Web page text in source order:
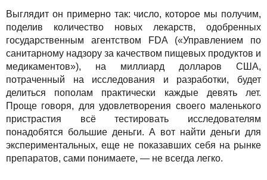
Выглядит он примерно так: число, которое мы получим,
поделив количество новых лекарств, одобренных
государственным агентством FDA («Управлением по
санитарному надзору за качеством пищевых продуктов и
медикаментов»), на миллиард долларов США,
потраченный на исследования и разработки, будет
делиться пополам практически каждые девять лет.
Проще говоря, для удовлетворения своего маленького
пристрастия всё тестировать исследователям
понадобятся большие деньги. А вот найти деньги для
экспериментальных, еще не показавших себя на рынке
препаратов, сами понимаете, — не всегда легко.